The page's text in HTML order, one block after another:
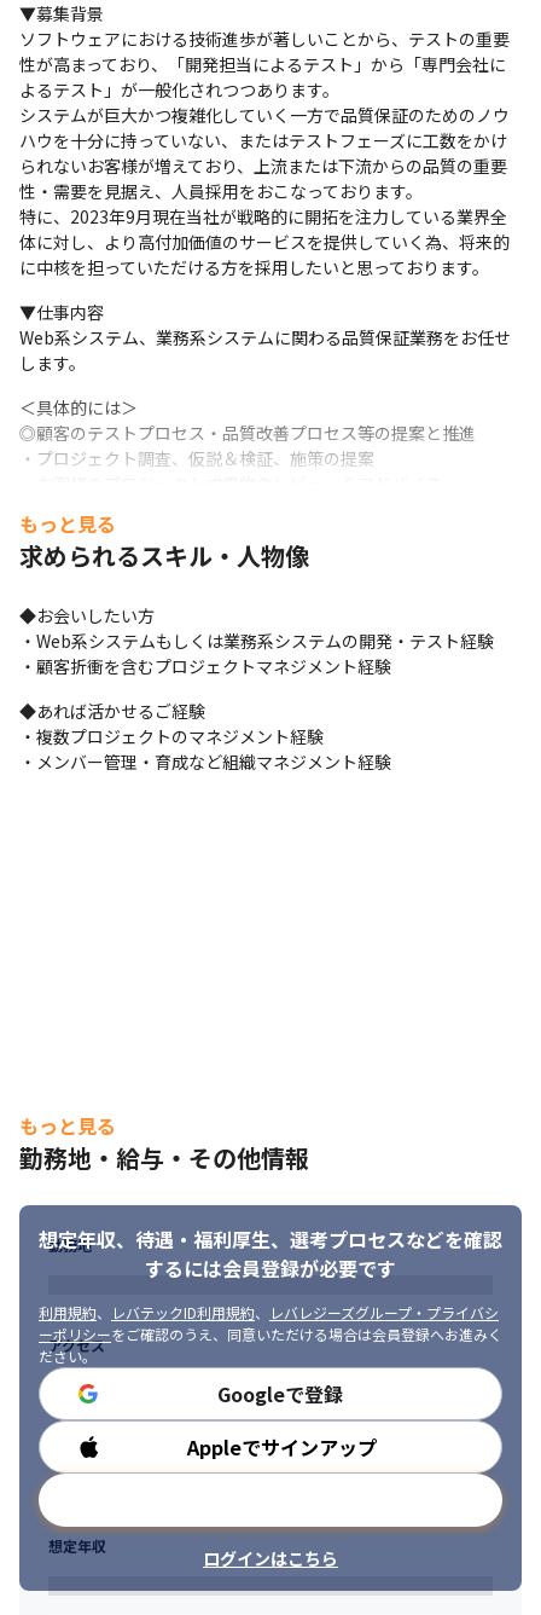
▼募集背景
ソフトウェアにおける技術進歩が著しいことから、テストの重要
性が高まっており、「開発担当によるテスト」から「専門会社に
よるテスト」が一般化されつつあります。
システムが巨大かつ複雑化していく一方で品質保証のためのノウ
ハウを十分に持っていない、またはテストフェーズに工数をかけ
られないお客様が増えており、上流または下流からの品質の重要
性・需要を見据え、人員採用をおこなっております。
特に、2023年9月現在当社が戦略的に開拓を注力している業界全
体に対し、より高付加価値のサービスを提供していく為、将来的
に中核を担っていただける方を採用したいと思っております。
▼仕事内容
Web系システム、業務系システムに関わる品質保証業務をお任せ
します。
＜具体的には＞
◎顧客のテストプロセス・品質改善プロセス等の提案と推進
・プロジェクト調査、仮説＆検証、施策の提案
・品質保証における顧客育成及び啓蒙活動
など
◎上記以外にも、ご経験やご志向性、プロジェクト状況に応じ
て、PLやPMとして、テスト支援プロジェクトを指揮する業務をお
任せする可能性がございます。
・プロジェクトのコンディションチェック
・顧客の期待値コントロール
・提案資料や報告資料の作成、またはレビュー、テスト計画や設
計
・大手企業のテスト支援が多いため、プロジェクト期間は長期の
ものが多く、
また、規模の大きいプロジェクトでは、外部パートナーも含
め、20名ほどの体制で推進しています。
・近年はアジャイル（スクラム）開発におけるテスト支援も増加
しています。
・テストを実行し不具合を出すということのみではなく、開発の
上流工程から品質課題を洗い出し、
開発プロセス全体の品質改善にも携わるケースが増えていま
す。
▼働く環境
・成長サポートの取り組みとしては「バルゼミ社内研修（70講座
／190時間以上）」など、会社としての研修制度はもちろんです
が、他プロジェクトでのノウハウ共有や相談の場として、独自の
勉強会を行っております。
・また、毎月1on1を行い、業務での困りごとや今後のキャリア等
についてざっくばらんに話せる機会を設けています。その他にも
福岡オフィスにあるBARで気軽にコミュニケーションをとれるこ
とも特徴です。
もっと見る
求められるスキル・人物像
◆お会いしたい方
・Web系システムもしくは業務系システムの開発・テスト経験
・顧客折衝を含むプロジェクトマネジメント経験
◆あれば活かせるご経験
・複数プロジェクトのマネジメント経験
・メンバー管理・育成など組織マネジメント経験
もっと見る
勤務地・給与・その他情報
想定年収、待遇・福利厚生、 選考プロセスなどを確認
するには会員登録が必要です
利用規約、 レバテックID利用規約、
レバレジーズグループ・プライバシ
ーポリシーをご確認のうえ、同意いただける場合は会員登録へお進みく
ださい。
Googleで登録
Appleでサインアップ
ログインはこちら
勤務地
アクセス
勤務時間
想定年収